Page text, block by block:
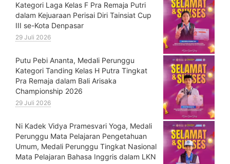
Kategori Laga Kelas F Pra Remaja Putri
dalam Kejuaraan Perisai Diri Tainsiat Cup
III se-Kota Denpasar
29 Juli 2026
Putu Pebi Ananta, Medali Perunggu
Kategori Tanding Kelas H Putra Tingkat
Pra Remaja dalam Bali Arisaka
Championship 2026
29 Juli 2026
⁠Ni Kadek Vidya Pramesvari Yoga, Medali
Perunggu Mata Pelajaran Pengetahuan
Umum, Medali Perunggu Tingkat Nasional
Mata Pelajaran Bahasa Inggris dalam LKN